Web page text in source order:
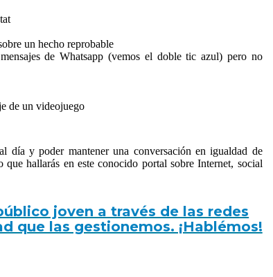
un hecho reprobable
de Whatsapp (vemos el doble tic azul) pero no
de un videojuego
día y poder mantener una conversación en igualdad de
hallarás en este conocido portal sobre Internet, social
joven a través de las redes
que las gestionemos. ¡Hablémos!